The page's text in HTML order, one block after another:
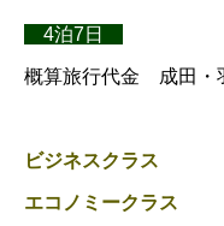
4泊7日
概算旅行代金 成田・
ビジネスクラス
エコノミークラス